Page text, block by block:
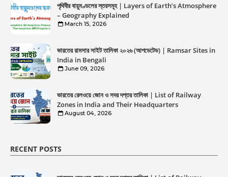
পৃথিবীর বায়ুমণ্ডলের স্তরসমূহ | Layers of Earth’s Atmosphere
– Geography Explained
March 15, 2026
ভারতের রামসার সাইট তালিকা ২০২৬ (আপডেটেড) | Ramsar Sites in
India in Bengali
June 09, 2026
ভারতের রেলওয়ে জোন ও সদর দপ্তর তালিকা | List of Railway
Zones in India and Their Headquarters
August 04, 2026
RECENT POSTS